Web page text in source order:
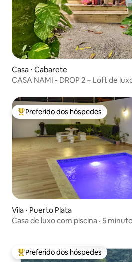
Casa ⋅ Cabarete
CASA NAMI - DROP 2 ~ Loft de
Entre os melhores preferidos dos
Preferido dos hóspedes
Vila ⋅ Puerto Plata
Casa de luxo com piscina · 5
Entre os melhores preferidos dos
Preferido dos hóspedes